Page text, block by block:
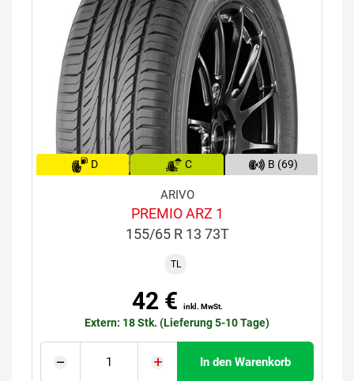
D C B (69)
ARIVO
PREMIO ARZ 1
155/65 R 13 73T
TL
42 € inkl. MwSt.
Extern: 18 Stk. (Lieferung 5-10 Tage)
In den Warenkorb